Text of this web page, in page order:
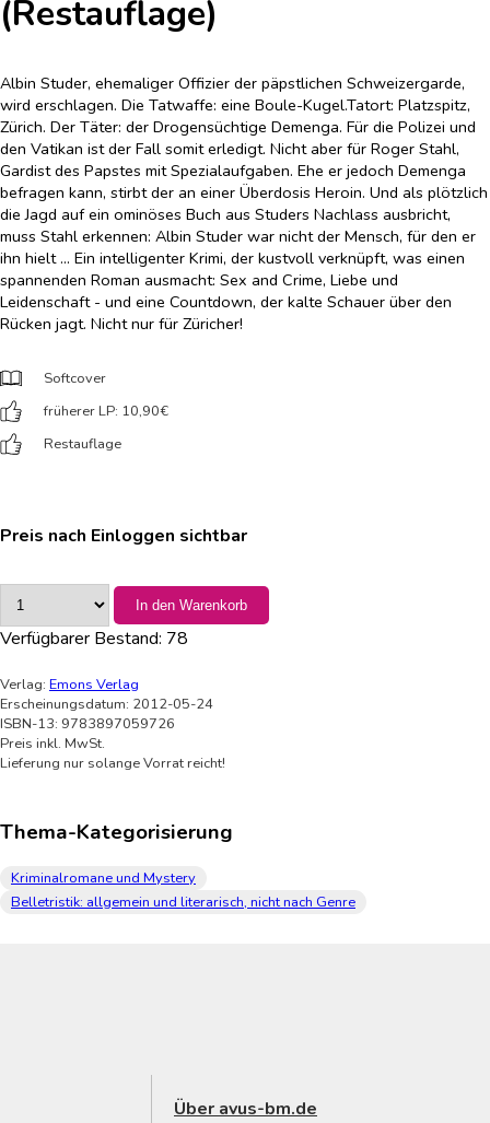
(Restauflage)
Albin Studer, ehemaliger Offizier der päpstlichen Schweizergarde,
wird erschlagen. Die Tatwaffe: eine Boule-Kugel.Tatort: Platzspitz,
Zürich. Der Täter: der Drogensüchtige Demenga. Für die Polizei und
den Vatikan ist der Fall somit erledigt. Nicht aber für Roger Stahl,
Gardist des Papstes mit Spezialaufgaben. Ehe er jedoch Demenga
befragen kann, stirbt der an einer Überdosis Heroin. Und als plötzlich
die Jagd auf ein ominöses Buch aus Studers Nachlass ausbricht,
muss Stahl erkennen: Albin Studer war nicht der Mensch, für den er
ihn hielt … Ein intelligenter Krimi, der kustvoll verknüpft, was einen
spannenden Roman ausmacht: Sex and Crime, Liebe und
Leidenschaft - und eine Countdown, der kalte Schauer über den
Rücken jagt. Nicht nur für Züricher!
Softcover
früherer LP: 10,90€
Restauflage
Preis nach Einloggen sichtbar
In den Warenkorb
Verfügbarer Bestand: 78
Verlag: Emons Verlag
Erscheinungsdatum: 2012-05-24
ISBN-13: 9783897059726
Preis inkl. MwSt.
Lieferung nur solange Vorrat reicht!
Thema-Kategorisierung
Kriminalromane und Mystery
Belletristik: allgemein und literarisch, nicht nach Genre
Über avus-bm.de